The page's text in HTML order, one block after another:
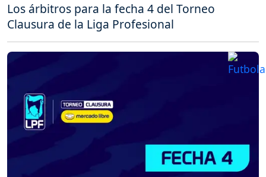
Los árbitros para la fecha 4 del Torneo
Clausura de la Liga Profesional